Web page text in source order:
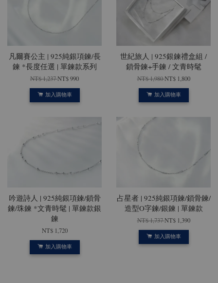
凡爾賽公主 | 925純銀項鍊/長
鍊 *長度任選 | 單鍊款系列
NT$ 1,237NT$ 990
加入購物車
世紀旅人 | 925銀鍊禮盒組 /
鎖骨鍊+手鍊 / 文青時髦
NT$ 1,980NT$ 1,800
加入購物車
吟遊詩人 | 925純銀項鍊/鎖骨
鍊/珠鍊 *文青時髦 | 單鍊款銀
鍊
NT$ 1,720
加入購物車
占星者 | 925純銀項鍊/鎖骨鍊/
造型O字鍊/銀鍊 | 單鍊款
NT$ 1,737NT$ 1,390
加入購物車